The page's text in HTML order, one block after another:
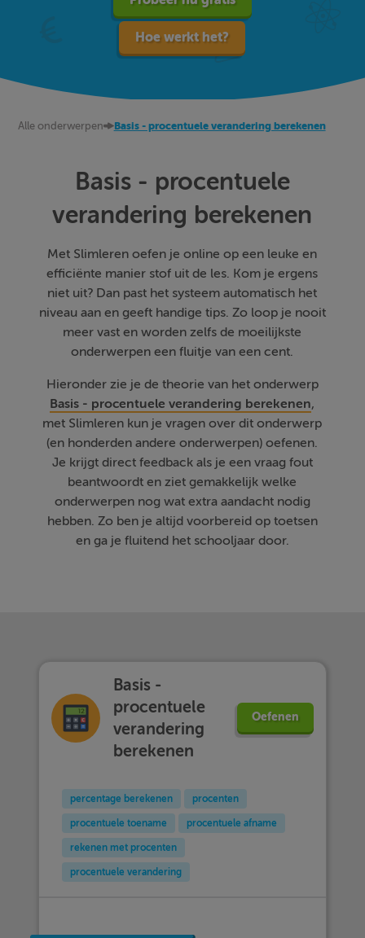
Hoe werkt het?
Alle onderwerpen Basis - procentuele verandering berekenen
Basis - procentuele
verandering berekenen
Met Slimleren oefen je online op een leuke en
efficiënte manier stof uit de les. Kom je ergens
niet uit? Dan past het systeem automatisch het
niveau aan en geeft handige tips. Zo loop je nooit
meer vast en worden zelfs de moeilijkste
onderwerpen een fluitje van een cent.
Hieronder zie je de theorie van het onderwerp
Basis - procentuele verandering berekenen,
met Slimleren kun je vragen over dit onderwerp
(en honderden andere onderwerpen) oefenen.
Je krijgt direct feedback als je een vraag fout
beantwoordt en ziet gemakkelijk welke
onderwerpen nog wat extra aandacht nodig
hebben. Zo ben je altijd voorbereid op toetsen
en ga je fluitend het schooljaar door.
Basis -
procentuele
verandering
berekenen
Oefenen
percentage berekenen procenten
procentuele toename procentuele afname
rekenen met procenten
procentuele verandering